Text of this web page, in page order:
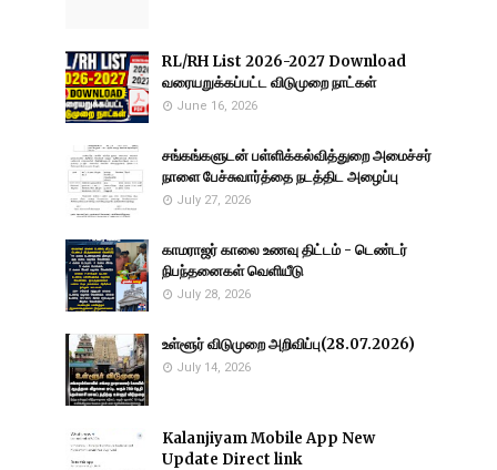
RL/RH List 2026-2027 Download
வரையறுக்கப்பட்ட விடுமுறை நாட்கள்
June 16, 2026
சங்கங்களுடன் பள்ளிக்கல்வித்துறை அமைச்சர்
நாளை பேச்சுவார்த்தை நடத்திட அழைப்பு
July 27, 2026
காமராஜர் காலை உணவு திட்டம் - டெண்டர்
நிபந்தனைகள் வெளியீடு
July 28, 2026
உள்ளூர் விடுமுறை அறிவிப்பு(28.07.2026)
July 14, 2026
Kalanjiyam Mobile App New
Update Direct link